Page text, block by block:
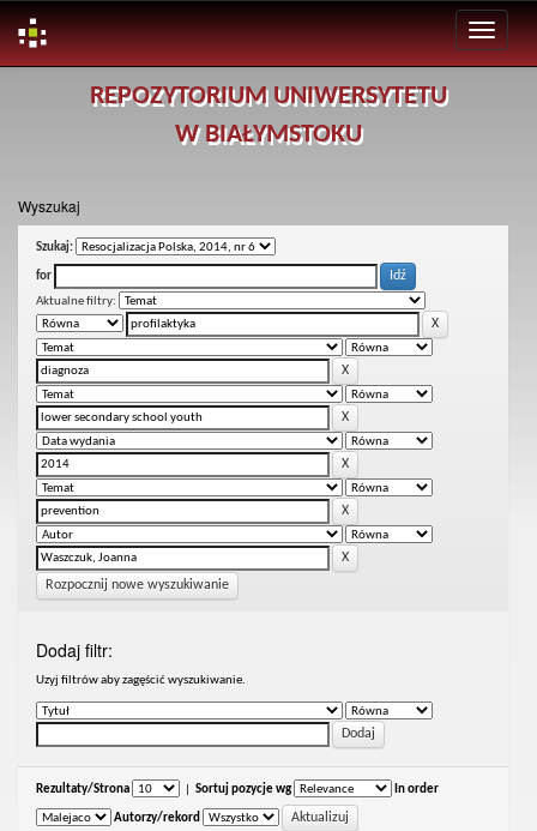
REPOZYTORIUM UNIWERSYTETU
W BIAŁYMSTOKU
Wyszukaj
Szukaj:
for
Aktualne filtry:
Rozpocznij nowe wyszukiwanie
Dodaj filtr:
Uzyj filtrów aby zagęścić wyszukiwanie.
Rezultaty/Strona Sortuj pozycje wg In order
Autorzy/rekord